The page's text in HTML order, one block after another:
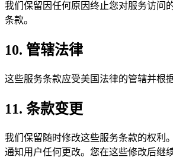
我们保留因任何原因终止您对服务访问
条款。
10. 管辖法律
这些服务条款应受美国法律的管辖并根
11. 条款变更
我们保留随时修改这些服务条款的权利
通知用户任何更改。您在这些修改后继